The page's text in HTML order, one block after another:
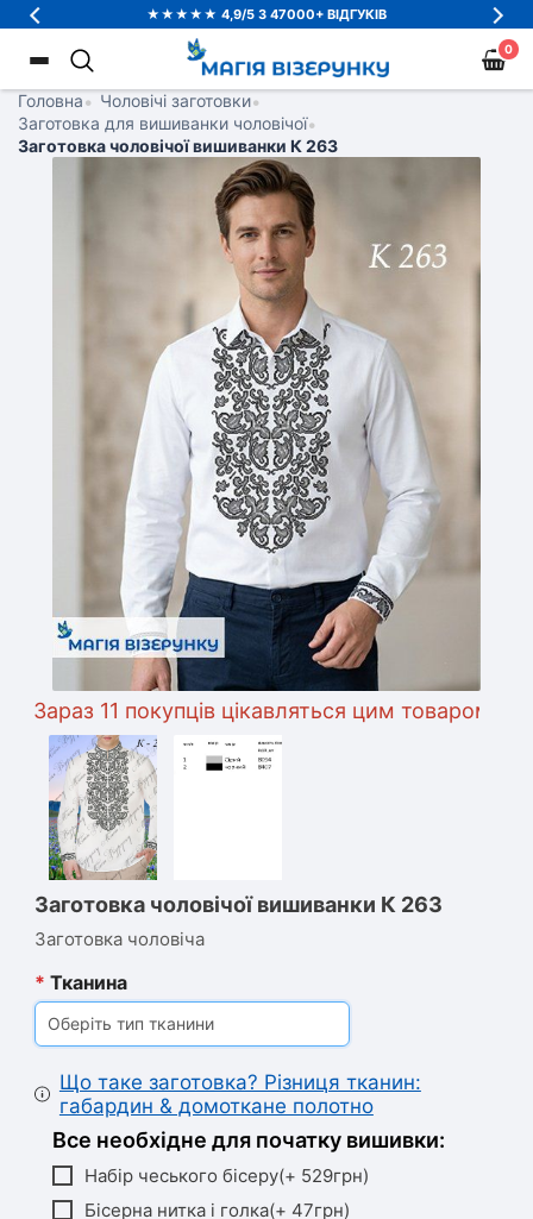
★★★★★ 4,9/5 З 47000+ ВІДГУКІВ
0
Головна• Чоловічі заготовки•
Заготовка для вишиванки чоловічої•
Заготовка чоловічої вишиванки К 263
11 покупців цікавляться цим товаром
Заготовка чоловічої вишиванки К 263
Заготовка чоловіча
* Тканина
Оберіть тип тканини
Що таке заготовка? Різниця тканин:
габардин & домоткане полотно
Все необхідне для початку вишивки:
Набір чеського бісеру(+ 529грн)
Бісерна нитка і голка(+ 47грн)